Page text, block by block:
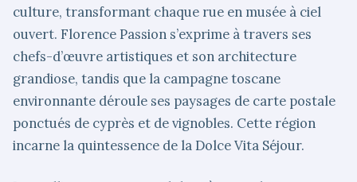
culture, transformant chaque rue en musée à ciel
ouvert. Florence Passion s’exprime à travers ses
chefs-d’œuvre artistiques et son architecture
grandiose, tandis que la campagne toscane
environnante déroule ses paysages de carte postale
ponctués de cyprès et de vignobles. Cette région
incarne la quintessence de la Dolce Vita Séjour.